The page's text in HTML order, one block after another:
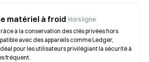
matériel à froid Hors ligne
à la conservation des clés privées hors
avec des appareils comme Ledger,
pour les utilisateurs privilégiant la sécurité à
fréquent.